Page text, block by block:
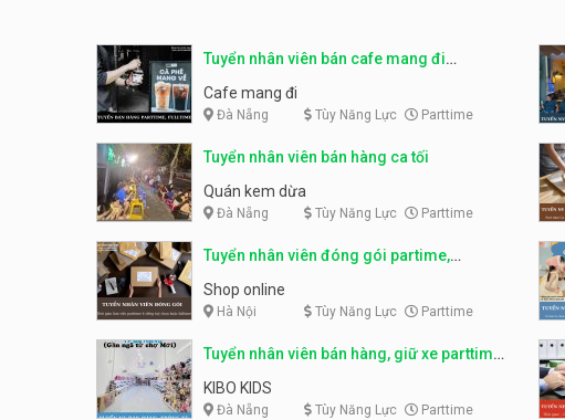
Tuyển nhân viên bán cafe mang đi
parttime, fulltime
Cafe mang đi
Đà Nẵng Tùy Năng Lực Parttime
Tuyển nhân viên bán hàng ca tối
Quán kem dừa
Đà Nẵng Tùy Năng Lực Parttime
Tuyển nhân viên đóng gói partime,
fulltime
Shop online
Hà Nội Tùy Năng Lực Parttime
Tuyển nhân viên bán hàng, giữ xe parttime
– Kibo Kid
KIBO KIDS
Đà Nẵng Tùy Năng Lực Parttime